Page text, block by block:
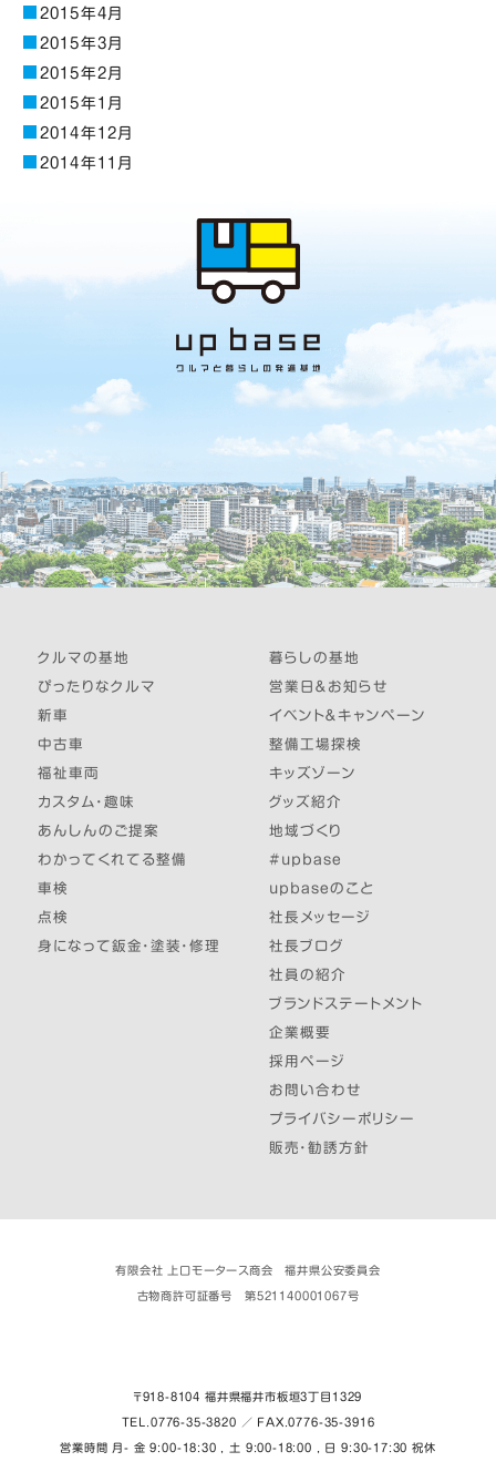
2015年4月
2015年3月
2015年2月
2015年1月
2014年12月
2014年11月
クルマの基地
ぴったりなクルマ
新車
中古車
福祉車両
カスタム・趣味
あんしんのご提案
わかってくれてる整備
車検
点検
身になって鈑金・塗装・修理
暮らしの基地
営業日＆お知らせ
イベント＆キャンペーン
整備工場探検
キッズゾーン
グッズ紹介
地域づくり
#upbase
upbaseのこと
社長メッセージ
社長ブログ
社員の紹介
ブランドステートメント
企業概要
採用ページ
お問い合わせ
プライバシーポリシー
販売・勧誘方針
有限会社 上口モータース商会 福井県公安委員会
古物商許可証番号 第521140001067号
〒918-8104 福井県福井市板垣３丁目1329
TEL.0776-35-3820 ／ FAX.0776-35-3916
営業時間 月- 金 9:00-18:30 , 土 9:00-18:00 , 日 9:30-17:30 祝休